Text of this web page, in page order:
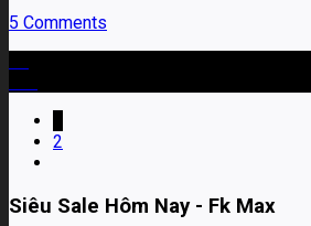
5 Comments
2
Siêu Sale Hôm Nay - Fk Max